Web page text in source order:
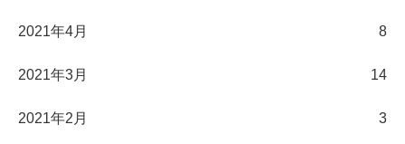
2021年4月 8
2021年3月 14
2021年2月 3